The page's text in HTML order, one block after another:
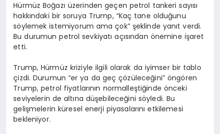
Hürmüz Boğazı üzerinden geçen petrol tankeri sayısı
hakkındaki bir soruya Trump, “Kaç tane olduğunu
söylemek istemiyorum ama çok” şeklinde yanıt verdi.
Bu durumun petrol sevkiyatı açısından önemine işaret
etti.
Trump, Hürmüz kriziyle ilgili olarak da iyimser bir tablo
çizdi. Durumun “er ya da geç çözüleceğini” öngören
Trump, petrol fiyatlarının normalleştiğinde önceki
seviyelerin de altına düşebileceğini söyledi. Bu
gelişmelerin küresel enerji piyasalarını etkilemesi
bekleniyor.